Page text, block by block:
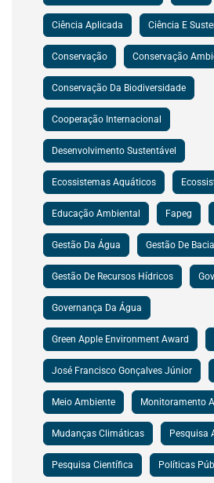
Ciência Aplicada Ciência E
Conservação Conservação
Conservação Da Biodiversidade
Cooperação Internacional
Desenvolvimento Sustentável
Ecossistemas Aquáticos
Educação Ambiental Fapeg
Gestão Da Água Gestão De
Gestão De Recursos Hídricos
Governança Da Água
Green Apple Environment Award
José Francisco Gonçalves Júnior
Meio Ambiente Monitoramento
Mudanças Climáticas Pesquisa
Pesquisa Científica Políticas